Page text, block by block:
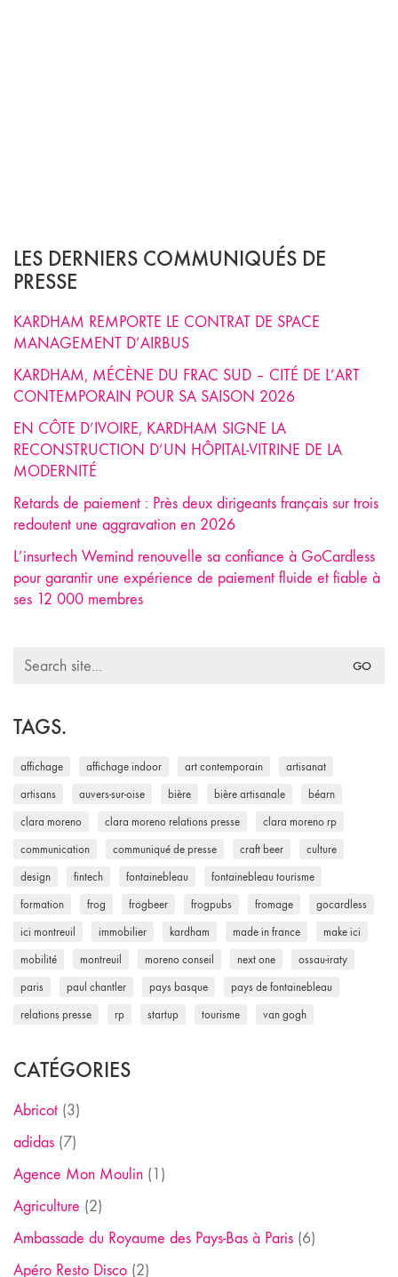
LES DERNIERS COMMUNIQUÉS DE
PRESSE
KARDHAM REMPORTE LE CONTRAT DE SPACE
MANAGEMENT D’AIRBUS
KARDHAM, MÉCÈNE DU FRAC SUD – CITÉ DE L’ART
CONTEMPORAIN POUR SA SAISON 2026
EN CÔTE D’IVOIRE, KARDHAM SIGNE LA
RECONSTRUCTION D’UN HÔPITAL-VITRINE DE LA
MODERNITÉ
Retards de paiement : Près deux dirigeants français sur trois
redoutent une aggravation en 2026
L’insurtech Wemind renouvelle sa confiance à GoCardless
pour garantir une expérience de paiement fluide et fiable à
ses 12 000 membres
Search
TAGS.
affichage affichage indoor art contemporain artisanat
artisans auvers-sur-oise bière bière artisanale béarn
clara moreno clara moreno relations presse clara moreno rp
communication communiqué de presse craft beer culture
design fintech fontainebleau fontainebleau tourisme
formation frog frogbeer frogpubs fromage gocardless
ici montreuil immobilier kardham made in france make ici
mobilité montreuil moreno conseil next one ossau-iraty
paris paul chantler pays basque pays de fontainebleau
relations presse rp startup tourisme van gogh
CATÉGORIES
Abricot (3)
adidas (7)
Agence Mon Moulin (1)
Agriculture (2)
Ambassade du Royaume des Pays-Bas à Paris (6)
Apéro Resto Disco (2)